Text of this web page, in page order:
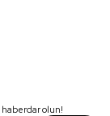
haberdar olun!